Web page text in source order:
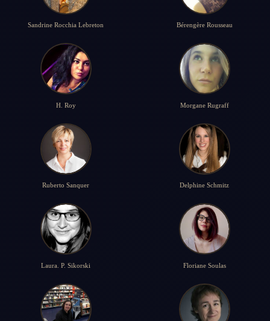
Sandrine Rocchia Lebreton Bérengère Rousseau
H. Roy Morgane Rugraff
Ruberto Sanquer Delphine Schmitz
Laura. P. Sikorski Floriane Soulas